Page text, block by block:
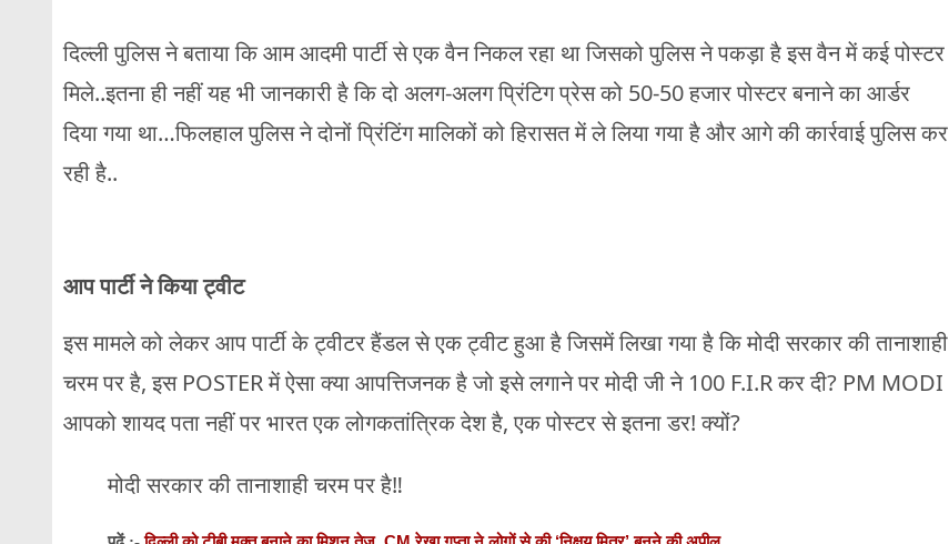
दिल्ली पुलिस ने बताया कि आम आदमी पार्टी से एक वैन निकल रहा था जिसको पुलिस ने पकड़ा है इस वैन में कई पोस्टर
मिले..इतना ही नहीं यह भी जानकारी है कि दो अलग-अलग प्रिंटिग प्रेस को 50-50 हजार पोस्टर बनाने का आर्डर
दिया गया था…फिलहाल पुलिस ने दोनों प्रिंटिंग मालिकों को हिरासत में ले लिया गया है और आगे की कार्रवाई पुलिस कर
रही है..
आप पार्टी ने किया ट्वीट
इस मामले को लेकर आप पार्टी के ट्वीटर हैंडल से एक ट्वीट हुआ है जिसमें लिखा गया है कि मोदी सरकार की तानाशाही
चरम पर है, इस POSTER में ऐसा क्या आपत्तिजनक है जो इसे लगाने पर मोदी जी ने 100 F.I.R कर दी? PM MODI
आपको शायद पता नहीं पर भारत एक लोगकतांत्रिक देश है, एक पोस्टर से इतना डर! क्यों?
मोदी सरकार की तानाशाही चरम पर है‼️